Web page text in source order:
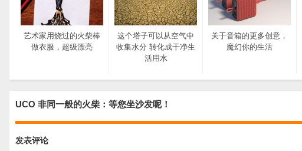
艺术家用烧过的火柴棒
做衣服，超级漂亮
这个塔子可以从空气中
收集水分 转化成干净生
活用水
关于音箱的更多创意，
魔幻你的生活
UCO 非同一般的火柴：等您坐沙发呢！
发表评论